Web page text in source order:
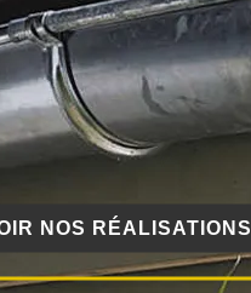
NOS RÉALISATIONS